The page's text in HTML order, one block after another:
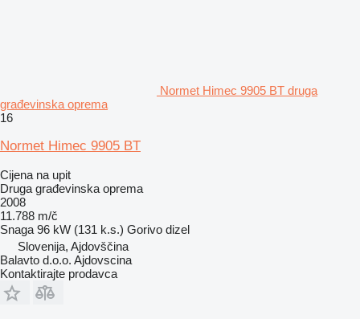
Normet Himec 9905 BT druga
građevinska oprema
16
Normet Himec 9905 BT
Cijena na upit
Druga građevinska oprema
2008
11.788 m/č
Snaga 96 kW (131 k.s.) Gorivo dizel
Slovenija, Ajdovščina
Balavto d.o.o. Ajdovscina
Kontaktirajte prodavca